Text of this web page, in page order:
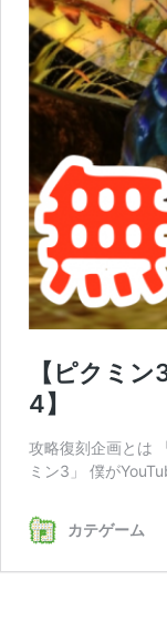
【ピクミ
4】
攻略復刻企画とは
ミン3」 僕が
カテゲーム